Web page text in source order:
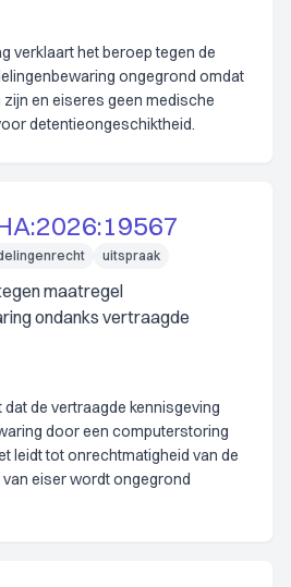
verklaart het beroep tegen de
ongegrond omdat
en eiseres geen medische
detentieongeschiktheid.
uitspraak
maatregel
ondanks vertraagde
de vertraagde kennisgeving
door een computerstoring
leidt tot onrechtmatigheid van de
eiser wordt ongegrond